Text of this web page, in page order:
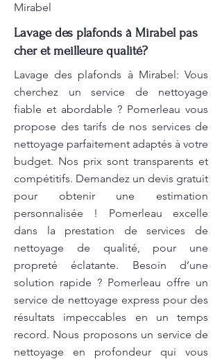
Mirabel
Lavage des plafonds à Mirabel pas
cher et meilleure qualité?
Lavage des plafonds à Mirabel: Vous
cherchez un service de nettoyage
fiable et abordable ? Pomerleau vous
propose des tarifs de nos services de
nettoyage parfaitement adaptés à votre
budget. Nos prix sont transparents et
compétitifs. Demandez un devis gratuit
pour obtenir une estimation
personnalisée ! Pomerleau excelle
dans la prestation de services de
nettoyage de qualité, pour une
propreté éclatante. Besoin d’une
solution rapide ? Pomerleau offre un
service de nettoyage express pour des
résultats impeccables en un temps
record. Nous proposons un service de
nettoyage en profondeur qui vous